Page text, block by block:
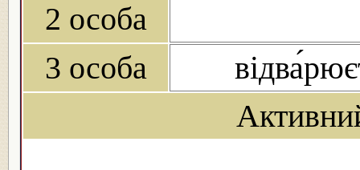
2 особа
3 особа